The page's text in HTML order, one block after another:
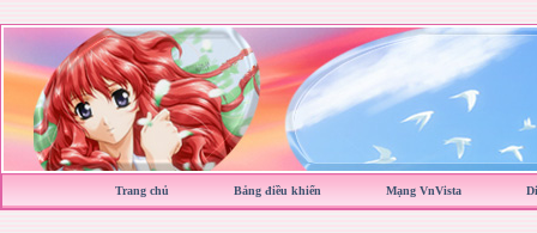
Trang chủ Bảng điều khiển Mạng VnVista